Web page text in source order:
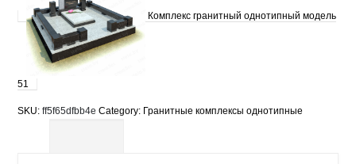
Комплекс гранитный однотипный модель
51
SKU:ff5f65dfbb4e Category: Гранитные комплексы однотипные